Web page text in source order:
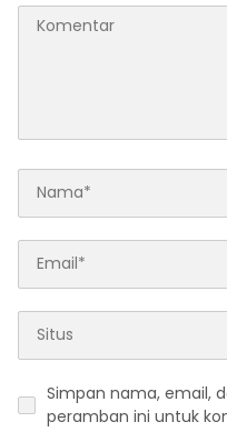
Simpan nama, email,
peramban ini untuk